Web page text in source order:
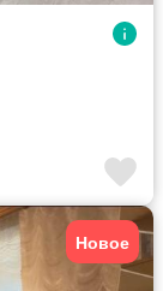
Новое